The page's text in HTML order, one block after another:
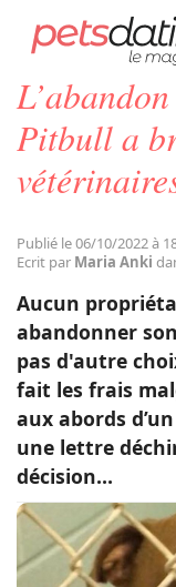
PETS DATING
Pitbull a
Publié le 06/10/2022 à
Ecrit par Maria Anki
Aucun
abandonner
pas d'autre
fait les frais
aux abords
une lettre
décision…